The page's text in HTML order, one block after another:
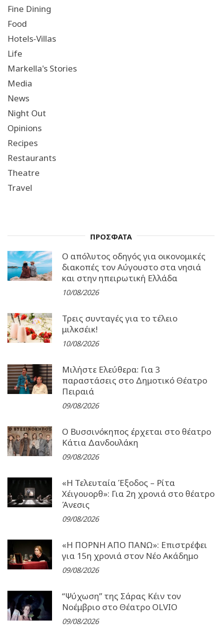
Fine Dining
Food
Hotels-Villas
Life
Markella's Stories
Media
News
Night Out
Opinions
Recipes
Restaurants
Theatre
Travel
ΠΡΟΣΦΑΤΑ
Ο απόλυτος οδηγός για οικονομικές
διακοπές τον Αύγουστο στα νησιά
και στην ηπειρωτική Ελλάδα
10/08/2026
Τρεις συνταγές για το τέλειο
μιλκσέικ!
10/08/2026
Μιλήστε Ελεύθερα: Για 3
παραστάσεις στο Δημοτικό Θέατρο
Πειραιά
09/08/2026
Ο Βυσσινόκηπος έρχεται στο θέατρο
Κάτια Δανδουλάκη
09/08/2026
«Η Τελευταία Έξοδος – Ρίτα
Χέιγουορθ»: Για 2η χρονιά στο θέατρο
Άνεσις
09/08/2026
«Η ΠΟΡΝΗ ΑΠΟ ΠΑΝΩ»: Επιστρέφει
για 15η χρονιά στον Νέο Ακάδημο
09/08/2026
“Ψύχωση” της Σάρας Κέιν τον
Νοέμβριο στο Θέατρο OLVIO
09/08/2026